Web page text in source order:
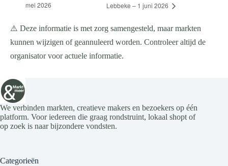
mei 2026
Lebbeke – 1 juni 2026
⚠️ Deze informatie is met zorg samengesteld, maar markten
kunnen wijzigen of geannuleerd worden. Controleer altijd de
organisator voor actuele informatie.
We verbinden markten, creatieve makers en bezoekers op één
platform. Voor iedereen die graag rondstruint, lokaal shopt of
op zoek is naar bijzondere vondsten.
Categorieën